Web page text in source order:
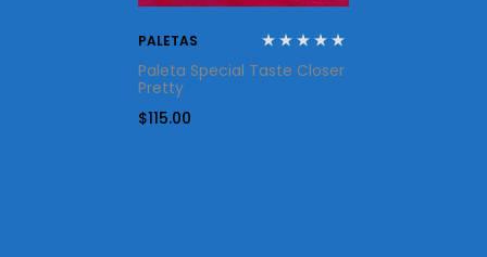
PALETAS
Paleta Special Taste Closer
Pretty
$115.00